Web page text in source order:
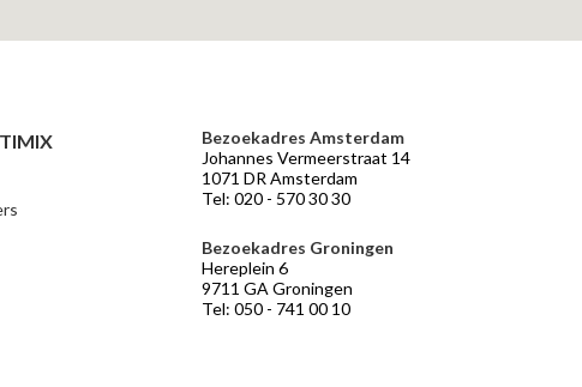
Bezoekadres Amsterdam
Johannes Vermeerstraat 14
1071 DR Amsterdam
Tel: 020 - 570 30 30
Bezoekadres Groningen
Hereplein 6
9711 GA Groningen
Tel: 050 - 741 00 10